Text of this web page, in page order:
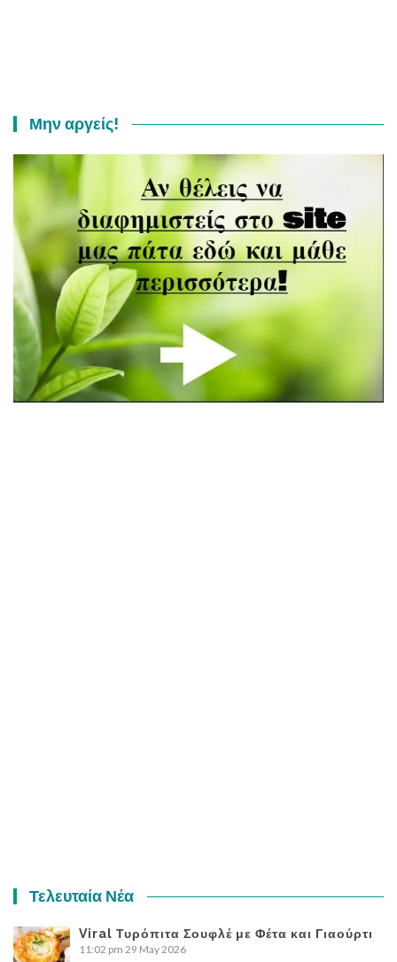
Μην αργείς!
Τελευταία Νέα
Viral Τυρόπιτα Σουφλέ με Φέτα και Γιαούρτι
11:02 pm 29 May 2026